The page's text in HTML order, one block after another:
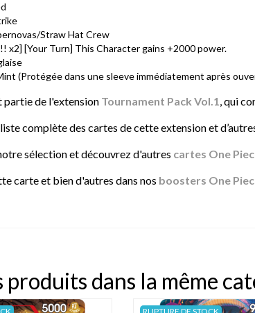
Straw Hat Crew
x2] [Your Turn] This Character gains +2000 power.
(Protégée dans une sleeve immédiatement après
partie de l'extension Tournament Pack Vol.1, qui
complète des cartes de cette extension et
sélection et découvrez d'autres cartes One
carte et bien d'autres dans nos boosters One
dans la même